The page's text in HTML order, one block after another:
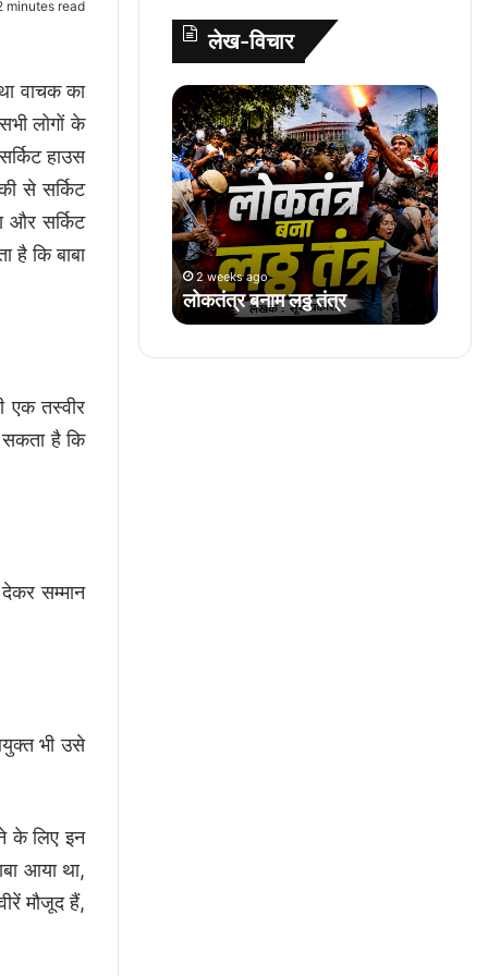
minutes read
वाचक का
लोगों के
हाउस
से सर्किट
और सर्किट
है कि बाबा
एक तस्वीर
सकता है कि
सम्मान
भी उसे
के लिए इन
आया था,
मौजूद हैं,
A
p
o
o
e
r
t
लेख-विचार
लो
क
तं
त्र
ब
ना
म
ल
ठ्ठ
तं
त्र
2 weeks ago
लोकतंत्र बनाम लठ्ठ तंत्र